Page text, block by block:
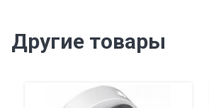
Другие товары